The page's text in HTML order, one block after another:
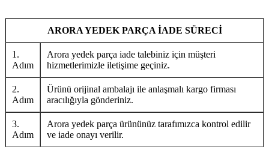
ARORA YEDEK PARÇA İADE SÜRECİ
1.
Adım
Arora yedek parça iade talebiniz için müşteri
hizmetlerimizle iletişime geçiniz.
2.
Adım
Ürünü orijinal ambalajı ile anlaşmalı kargo firması
aracılığıyla gönderiniz.
3.
Adım
Arora yedek parça ürününüz tarafımızca kontrol edilir
ve iade onayı verilir.